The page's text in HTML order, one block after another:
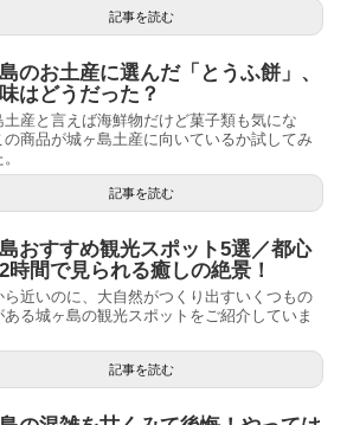
記事を読む
のお土産に選んだ「とうふ餅」、
はどうだった？
土産と言えば海鮮物だけど菓子類も気にな
の商品が城ヶ島土産に向いているか試してみ
記事を読む
おすすめ観光スポット5選／都心
時間で見られる癒しの絶景！
ら近いのに、大自然がつくり出すいくつもの
ある城ヶ島の観光スポットをご紹介していま
記事を読む